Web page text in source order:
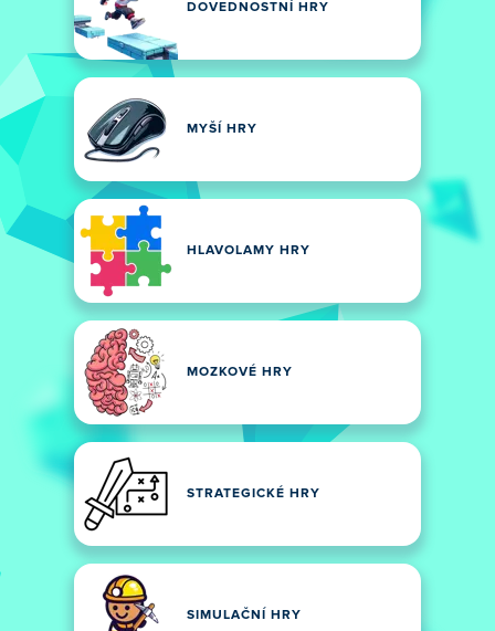
DOVEDNOSTNÍ HRY
MYŠÍ HRY
HLAVOLAMY HRY
MOZKOVÉ HRY
STRATEGICKÉ HRY
SIMULAČNÍ HRY